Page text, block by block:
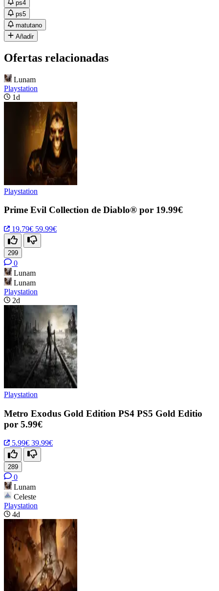
ps4
ps5
matutano
Añadir
Ofertas relacionadas
Lunam
Playstation
1d
Playstation
Prime Evil Collection de Diablo® por 19.99€
19.79€ 59.99€
299
0
Lunam
Lunam
Playstation
2d
Playstation
Metro Exodus Gold Edition PS4 PS5 Gold Editio
por 5.99€
5.99€ 39.99€
289
0
Lunam
Celeste
Playstation
4d